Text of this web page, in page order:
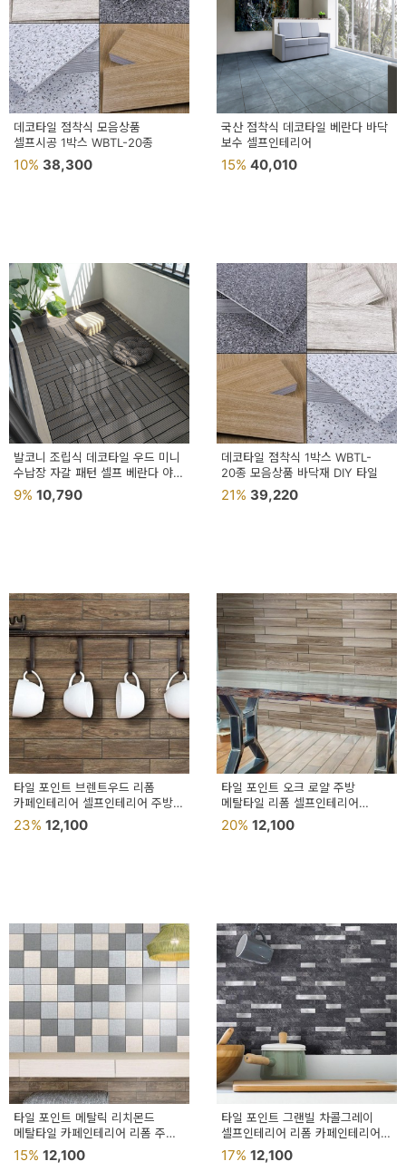
데코타일 점착식 모음상품
셀프시공 1박스 WBTL-20종
10% 38,300
국산 점착식 데코타일 베란다 바닥
보수 셀프인테리어
15% 40,010
발코니 조립식 데코타일 우드 미니
수납장 자갈 패턴 셀프 베란다 야외
타일
9% 10,790
데코타일 점착식 1박스 WBTL-
20종 모음상품 바닥재 DIY 타일
21% 39,220
타일 포인트 브렌트우드 리폼
카페인테리어 셀프인테리어 주방
메탈타일
23% 12,100
타일 포인트 오크 로얄 주방
메탈타일 리폼 셀프인테리어
카페인테리어
20% 12,100
타일 포인트 메탈릭 리치몬드
메탈타일 카페인테리어 리폼 주방
셀프인테리어
15% 12,100
타일 포인트 그랜빌 차콜그레이
셀프인테리어 리폼 카페인테리어
메탈타일
17% 12,100